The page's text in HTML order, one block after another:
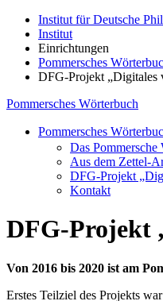
Institut für Deutsche
Institut
Einrichtungen
Pommersches
DFG-Projekt „Digitales
Pommersches Wörterbuch
Pommersches
Das Pommersche
Aus dem Zettel-
DFG-Projekt
Kontakt
DFG-Projekt
Von 2016 bis 2020 ist am
Erstes Teilziel des Projekts